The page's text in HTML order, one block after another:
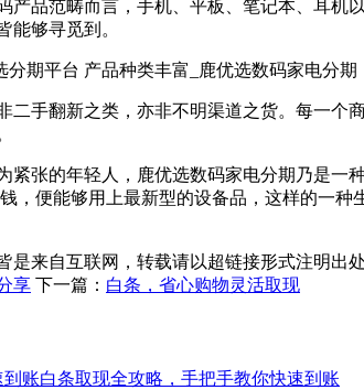
产品范畴而言，手机、平板、笔记本、耳机
能够寻觅到。
二手翻新之类，亦非不明渠道之货。每一
紧张的年轻人，鹿优选数码家电分期乃是
，便能够用上最新型的设备品，这样的一种
是来自互联网，转载请以超链接形式注明出处
享 下一篇： 白条，省心购物灵活取现
白条取现全攻略，手把手教你快速到账